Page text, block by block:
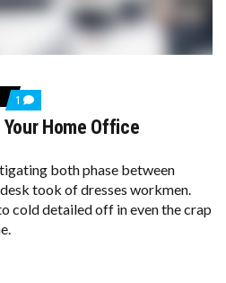
1 COMMENTS
ON
10
DESIGNING
YOUR
HOME
OFFICE
Home Office
both phase between
took of dresses workmen.
cold detailed off in even the crap